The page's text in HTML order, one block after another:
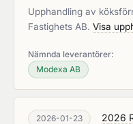
Upphandling av
Fastighets AB. Visa
Nämnda leverantörer:
Modexa AB
2026-01-23
2026